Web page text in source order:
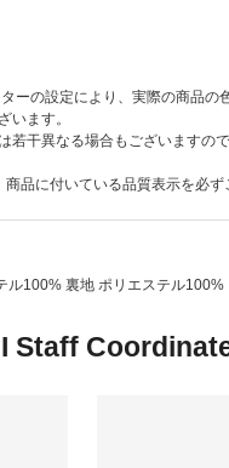
ーの設定により、実際の商品の
います。
若干異なる場合もございますの
品に付いている品質表示を必ず
ル100% 裏地 ポリエステル100%
Staff